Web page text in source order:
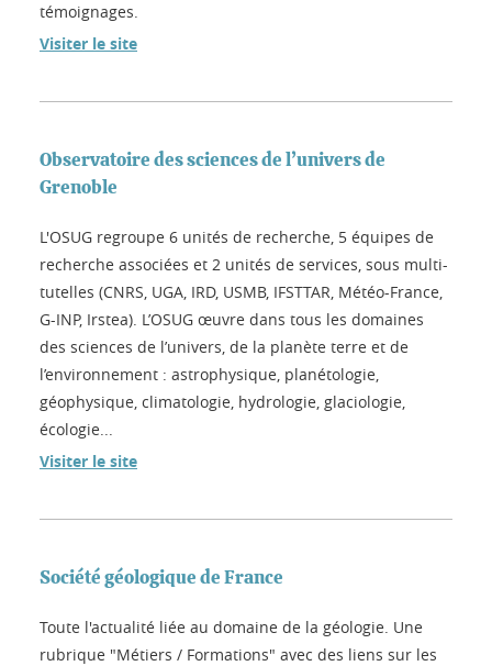
témoignages.
Visiter le site
Observatoire des sciences de l’univers de
Grenoble
L'OSUG regroupe 6 unités de recherche, 5 équipes de
recherche associées et 2 unités de services, sous multi-
tutelles (CNRS, UGA, IRD, USMB, IFSTTAR, Météo-France,
G-INP, Irstea). L’OSUG œuvre dans tous les domaines
des sciences de l’univers, de la planète terre et de
l’environnement : astrophysique, planétologie,
géophysique, climatologie, hydrologie, glaciologie,
écologie...
Visiter le site
Société géologique de France
Toute l'actualité liée au domaine de la géologie. Une
rubrique "Métiers / Formations" avec des liens sur les